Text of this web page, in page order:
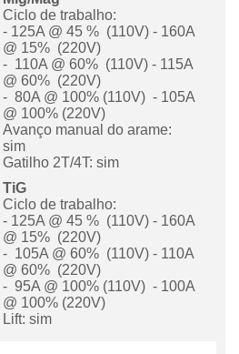
Ciclo de trabalho:
- 125A @ 45 % (110V) - 160A
@ 15% (220V)
- 110A @ 60% (110V) - 115A
@ 60% (220V)
- 80A @ 100% (110V) - 105A
@ 100% (220V)
Avanço manual do arame:
sim
Gatilho 2T/4T: sim
TiG
Ciclo de trabalho:
- 125A @ 45 % (110V) - 160A
@ 15% (220V)
- 105A @ 60% (110V) - 110A
@ 60% (220V)
- 95A @ 100% (110V) - 100A
@ 100% (220V)
Lift: sim